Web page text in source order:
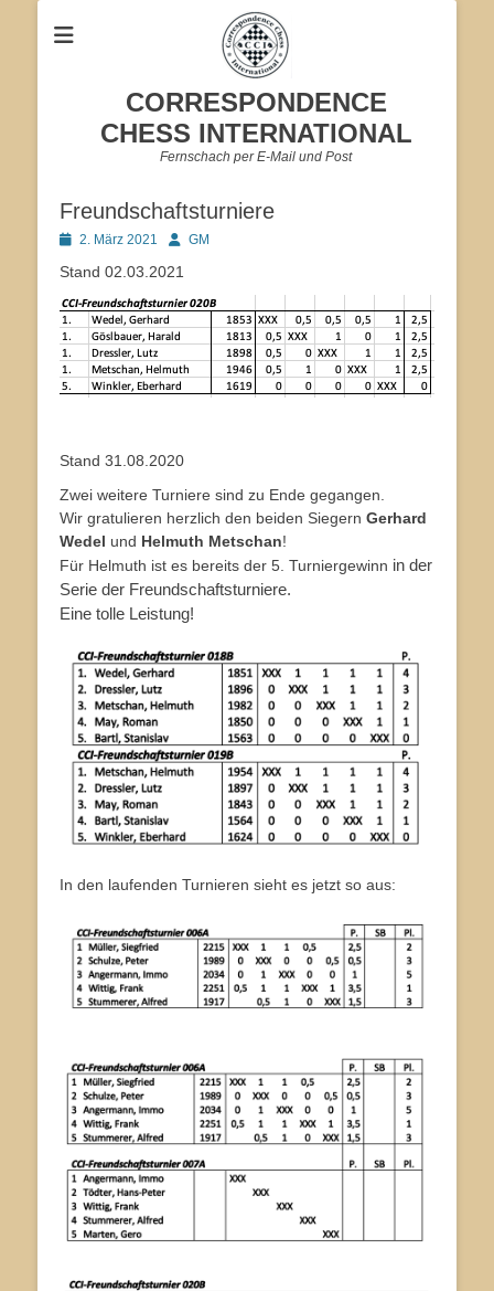
CORRESPONDENCE
CHESS INTERNATIONAL
Fernschach per E-Mail und Post
Freundschaftsturniere
Veröffentlicht
2. März 2021 AutorGM
Stand 02.03.2021
Stand 31.08.2020
Zwei weitere Turniere sind zu Ende gegangen.
Wir gratulieren herzlich den beiden Siegern Gerhard
Wedel und Helmuth Metschan!
Für Helmuth ist es bereits der 5. Turniergewinn in der
Serie der Freundschaftsturniere.
Eine tolle Leistung!
In den laufenden Turnieren sieht es jetzt so aus: